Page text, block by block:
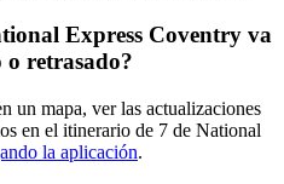
Express Coventry va
retrasado?
un mapa, ver las actualizaciones
en el itinerario de 7 de National
la aplicación.